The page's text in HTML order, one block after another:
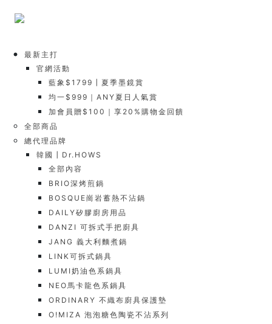
最新主打
官網活動
藍象$1799┃夏季墨鏡賞
均一$999｜ANY夏日人氣賞
加會員贈$100｜享20%購物金回饋
全部商品
總代理品牌
韓國┃Dr.HOWS
全部內容
BRIO深烤煎鍋
BOSQUE崗岩蓄熱不沾鍋
DAILY矽膠廚房用品
DANZI 可拆式手把廚具
JANG 義大利麵煮鍋
LINK可拆式鍋具
LUMI奶油色系鍋具
NEO馬卡龍色系鍋具
ORDINARY 不織布廚具保護墊
O!MIZA 泡泡糖色陶瓷不沾系列